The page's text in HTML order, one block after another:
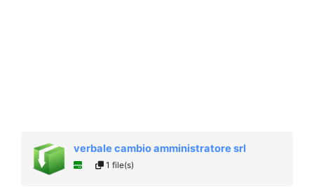
verbale cambio amministratore srl
1 file(s)